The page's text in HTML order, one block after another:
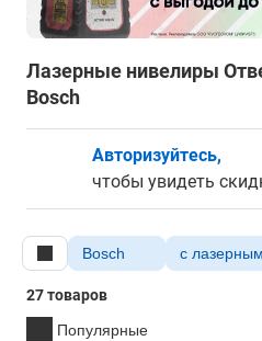
Лазерные нивелиры
Bosch
Авторизуйтесь,
чтобы увидеть
Bosch с
27 товаров
Популярные